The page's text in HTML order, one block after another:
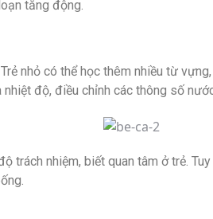
tăng động.
nhỏ có thể học thêm nhiều từ
độ, điều chỉnh các thông số
nhiệm, biết quan tâm ở trẻ.